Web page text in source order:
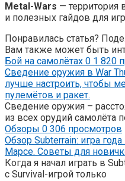
Metal-Wars — территория
и полезных гайдов для
Понравилась статья?
Вам также может быть
Бой на самолётах 0 1 820
Сведение оружия в War
лучше настроить, чтобы
пулемётов и ракет.
Сведение оружия –
из всех орудий самолёта
Обзоры 0 306 просмотров
Обзор Subterrain: игра
Марсе. Советы для
Когда я начал играть в
с Survival-игрой только